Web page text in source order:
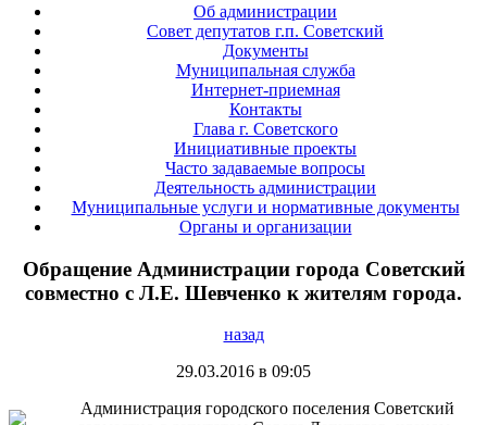
Об администрации
Совет депутатов г.п. Советский
Документы
Муниципальная служба
Интернет-приемная
Контакты
Глава г. Советского
Инициативные проекты
Часто задаваемые вопросы
Деятельность администрации
Муниципальные услуги и нормативные документы
Органы и организации
Обращение Администрации города Советский
совместно с Л.Е. Шевченко к жителям города.
назад
29.03.2016 в 09:05
Администрация городского поселения Советский